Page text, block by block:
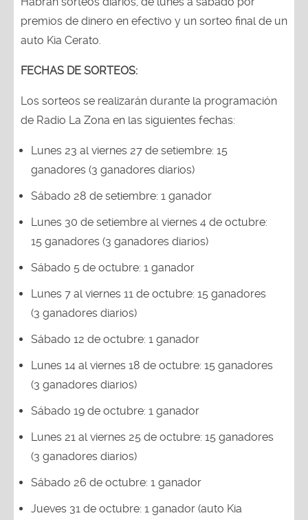
premios de dinero en efectivo y un sorteo final de un
auto Kia Cerato.
FECHAS DE SORTEOS:
Los sorteos se realizarán durante la programación
de Radio La Zona en las siguientes fechas:
Lunes 23 al viernes 27 de setiembre: 15
ganadores (3 ganadores diarios)
Sábado 28 de setiembre: 1 ganador
Lunes 30 de setiembre al viernes 4 de octubre:
15 ganadores (3 ganadores diarios)
Sábado 5 de octubre: 1 ganador
Lunes 7 al viernes 11 de octubre: 15 ganadores
(3 ganadores diarios)
Sábado 12 de octubre: 1 ganador
Lunes 14 al viernes 18 de octubre: 15 ganadores
(3 ganadores diarios)
Sábado 19 de octubre: 1 ganador
Lunes 21 al viernes 25 de octubre: 15 ganadores
(3 ganadores diarios)
Sábado 26 de octubre: 1 ganador
Jueves 31 de octubre: 1 ganador (auto Kia